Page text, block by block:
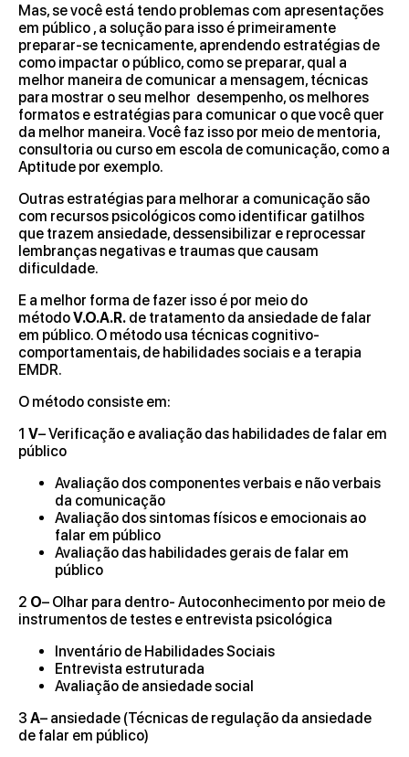
Mas, se você está tendo problemas com apresentações
em público , a solução para isso é primeiramente
preparar-se tecnicamente, aprendendo estratégias de
como impactar o público, como se preparar, qual a
melhor maneira de comunicar a mensagem, técnicas
para mostrar o seu melhor desempenho, os melhores
formatos e estratégias para comunicar o que você quer
da melhor maneira. Você faz isso por meio de mentoria,
consultoria ou curso em escola de comunicação, como a
Aptitude por exemplo.
Outras estratégias para melhorar a comunicação são
com recursos psicológicos como identificar gatilhos
que trazem ansiedade, dessensibilizar e reprocessar
lembranças negativas e traumas que causam
dificuldade.
E a melhor forma de fazer isso é por meio do
métodoV.O.A.R. de tratamento da ansiedade de falar
em público. O método usa técnicas cognitivo-
comportamentais, de habilidades sociais e a terapia
EMDR.
O método consiste em:
1 V– Verificação e avaliação das habilidades de falar em
público
Avaliação dos componentes verbais e não verbais
da comunicação
Avaliação dos sintomas físicos e emocionais ao
falar em público
Avaliação das habilidades gerais de falar em
público
2 O– Olhar para dentro- Autoconhecimento por meio de
instrumentos de testes e entrevista psicológica
Inventário de Habilidades Sociais
Entrevista estruturada
Avaliação de ansiedade social
3 A– ansiedade (Técnicas de regulação da ansiedade
de falar em público)